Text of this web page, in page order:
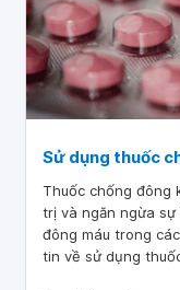
Sử dụng thuốc
Thuốc chống đông
trị và ngăn ngừa
đông máu trong
tin về sử dụng